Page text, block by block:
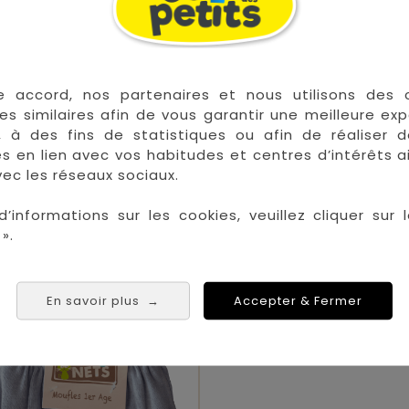
accord, nos partenaires et nous utilisons des
similaires afin de vous garantir une meilleure
à des fins de statistiques ou afin de réaliser
en lien avec vos habitudes et centres d’intérêts
les réseaux sociaux.
sur les cookies, veuillez cliquer sur
En savoir plus → Accepter & Fermer
ET MOUFLES
ETOILES
Prix
19,95 €
Paires De Moufles
Prix
4,90 €
Sur commande